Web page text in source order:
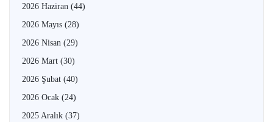
2026 Haziran (44)
2026 Mayıs (28)
2026 Nisan (29)
2026 Mart (30)
2026 Şubat (40)
2026 Ocak (24)
2025 Aralık (37)